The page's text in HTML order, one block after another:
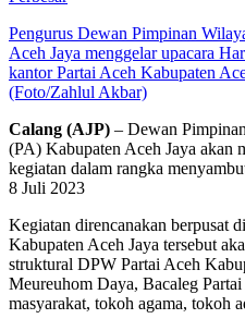
Pengurus Dewan Pimpinan
Aceh Jaya menggelar upacara
kantor Partai Aceh Kabupaten
(Foto/Zahlul Akbar)
Calang (AJP) – Dewan
(PA) Kabupaten Aceh Jaya akan
kegiatan dalam rangka
8 Juli 2023
Kegiatan direncanakan berpusat
Kabupaten Aceh Jaya tersebut
struktural DPW Partai Aceh
Meureuhom Daya, Bacaleg
masyarakat, tokoh agama, tokoh